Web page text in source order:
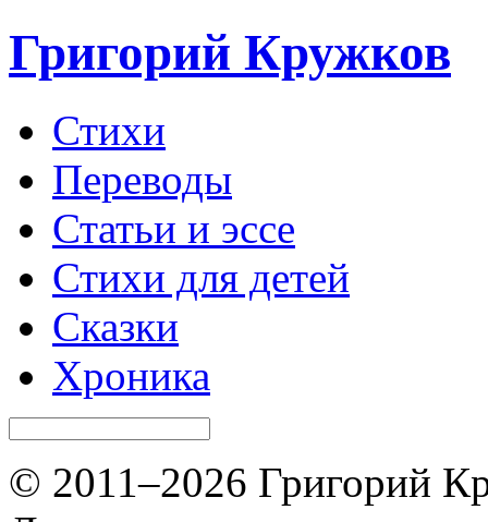
Григорий Кружков
Стихи
Переводы
Статьи и эссе
Стихи для детей
Сказки
Хроника
© 2011–2026 Григорий